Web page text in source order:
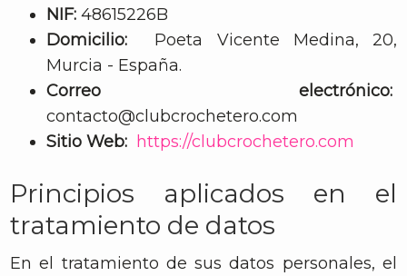
NIF: 48615226B
Domicilio: Poeta Vicente Medina, 20,
Murcia - España.
Correo electrónico:
contacto@clubcrochetero.com
Sitio Web: https://clubcrochetero.com
Principios aplicados en el
tratamiento de datos
En el tratamiento de sus datos personales, el